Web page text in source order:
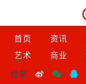
首页 资讯
艺术
商业
登录